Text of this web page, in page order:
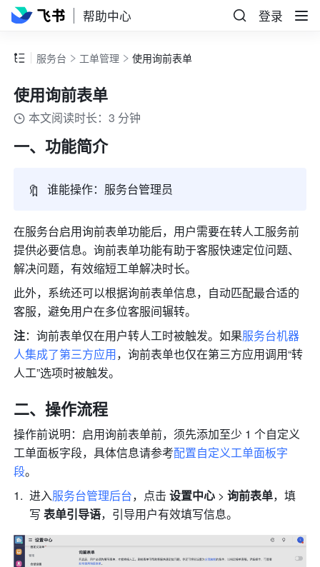
帮助中心 登录
服务台 工单管理 使用询前表单
使用询前表单
本文阅读时长：3 分钟
一、功能简介
🔖 谁能操作：服务台管理员
在服务台启用询前表单功能后，用户需要在转人工服务前
提供必要信息。询前表单功能有助于客服快速定位问题、
解决问题，有效缩短工单解决时长。
此外，系统还可以根据询前表单信息，自动匹配最合适的
客服，避免用户在多位客服间辗转。
注：询前表单仅在用户转人工时被触发。如果服务台机器
人集成了第三方应用，询前表单也仅在第三方应用调用“转
人工”选项时被触发。
二、操作流程
操作前说明：启用询前表单前，须先添加至少 1 个自定义
工单面板字段，具体信息请参考配置自定义工单面板字
段。
进入服务台管理后台，点击 设置中心 > 询前表单，填
写 表单引导语，引导用户有效填写信息。